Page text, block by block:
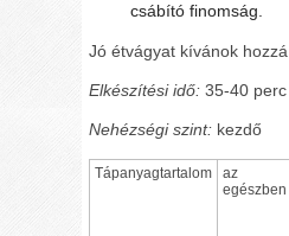
csábító finomság.
Jó étvágyat kívánok hozzá
Elkészítési idő: 35-40 perc
Nehézségi szint: kezdő
Tápanyagtartalom
az
egészben